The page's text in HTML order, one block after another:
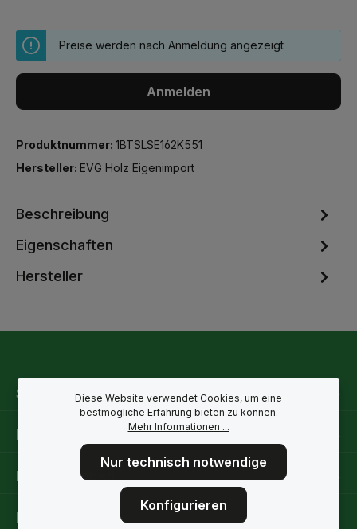
Preise werden nach Anmeldung angezeigt
Anmelden
Produktnummer: 1BTSLSE162K551
Hersteller: EVG Holz Eigenimport
Beschreibung
Eigenschaften
Hersteller
Service-Hotline
Rechtliche Hinweise
Informationen
Folge uns
Diese Website verwendet Cookies, um eine
bestmögliche Erfahrung bieten zu können.
Mehr Informationen ...
Nur technisch notwendige
Konfigurieren